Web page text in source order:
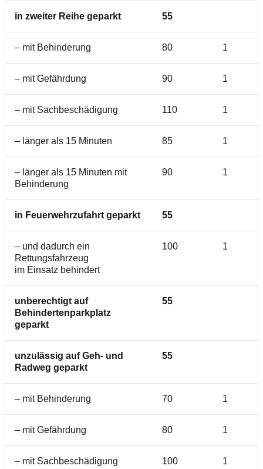
in zweiter Reihe geparkt 55
– mit Behinderung 80 1
– mit Gefährdung 90 1
– mit Sachbeschädigung 110 1
– länger als 15 Minuten 85 1
– länger als 15 Minuten mit
Behinderung
90 1
in Feuerwehrzufahrt geparkt 55
– und dadurch ein
Rettungsfahrzeug
im Einsatz behindert
100 1
unberechtigt auf
Behindertenparkplatz
geparkt
55
unzulässig auf Geh- und
Radweg geparkt
55
– mit Behinderung 70 1
– mit Gefährdung 80 1
– mit Sachbeschädigung 100 1